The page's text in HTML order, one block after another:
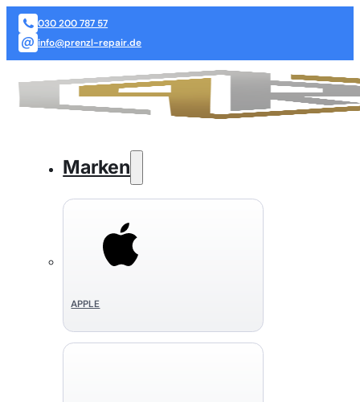
030 200 787 57
info@prenzl-repair.de
Marken
APPLE